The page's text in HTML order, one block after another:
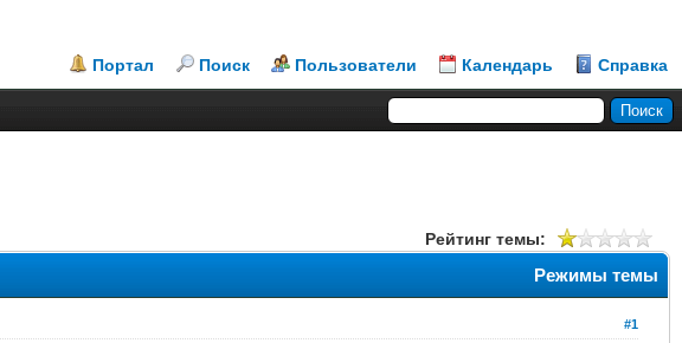
Портал Поиск Пользователи Календарь Справка
Рейтинг темы:
Режимы темы
#1